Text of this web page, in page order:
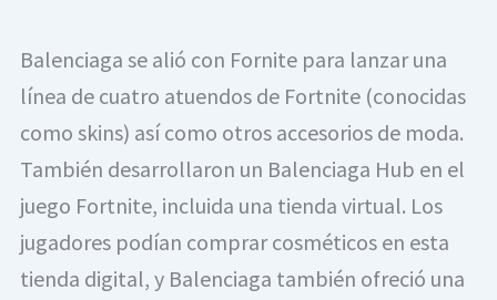
Balenciaga se alió con Fornite para lanzar una
línea de cuatro atuendos de Fortnite (conocidas
como skins) así como otros accesorios de moda.
También desarrollaron un Balenciaga Hub en el
juego Fortnite, incluida una tienda virtual. Los
jugadores podían comprar cosméticos en esta
tienda digital, y Balenciaga también ofreció una